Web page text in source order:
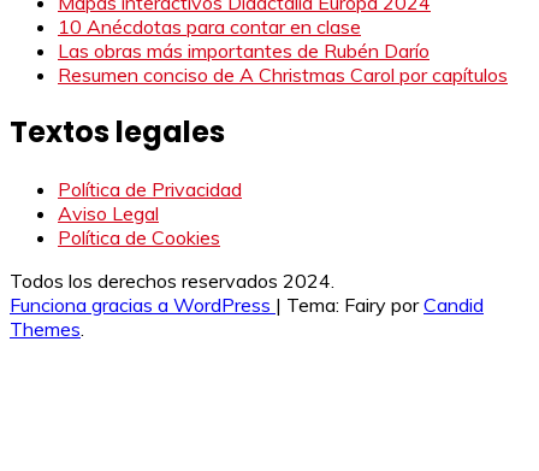
10 Anécdotas para contar en clase
Las obras más importantes de Rubén Darío
Resumen conciso de A Christmas Carol por capítulos
Textos legales
Política de Privacidad
Aviso Legal
Política de Cookies
Todos los derechos reservados 2024.
Funciona gracias a WordPress | Tema: Fairy porCandid
Themes.